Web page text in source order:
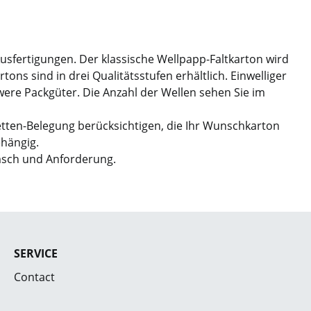
Der klassische Wellpapp-Faltkarton wird
sind in drei Qualitätsstufen erhältlich. Einwelliger
Packgüter. Die Anzahl der Wellen sehen Sie im
Belegung berücksichtigen, die Ihr Wunschkarton
und Anforderung.
SERVICE
Contact